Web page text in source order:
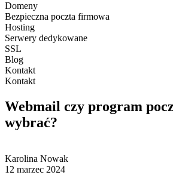
Domeny
Bezpieczna poczta firmowa
Hosting
Serwery dedykowane
SSL
Blog
Kontakt
Kontakt
Webmail czy program
wybrać?
Karolina Nowak
12 marzec 2024